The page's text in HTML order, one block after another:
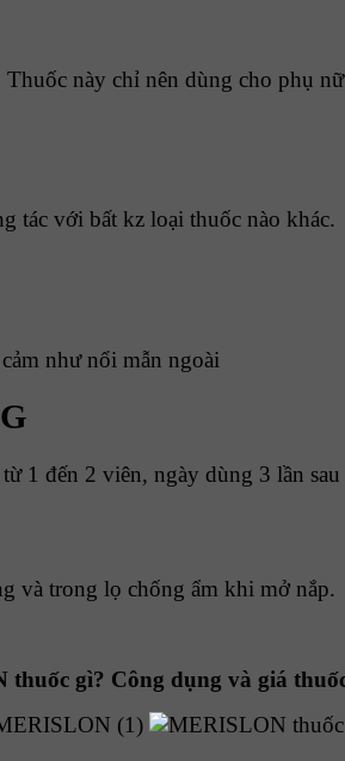
này chỉ nên dùng cho phụ
tác với bất kz loại thuốc nào khác.
như nổi mẫn ngoài
1 đến 2 viên, ngày dùng 3 lần
và trong lọ chống ẩm khi mở nắp.
thuốc gì? Công dụng và giá